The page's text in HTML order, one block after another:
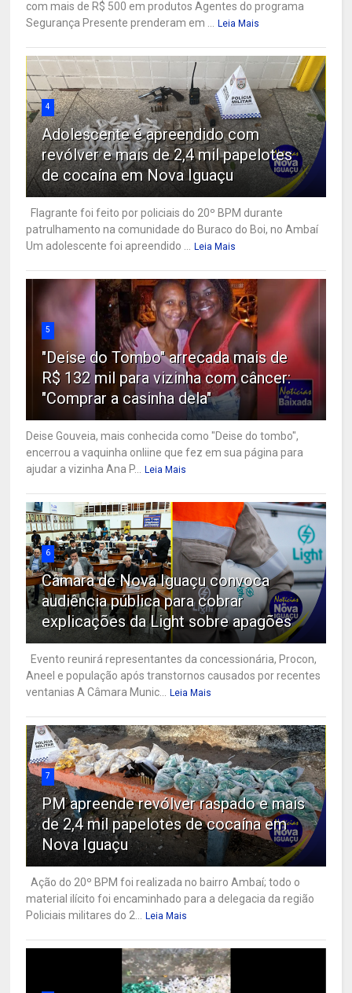
com mais de R$ 500 em produtos Agentes do programa
Segurança Presente prenderam em ...
Leia Mais
4
Adolescente é apreendido com
revólver e mais de 2,4 mil papelotes
de cocaína em Nova Iguaçu
Flagrante foi feito por policiais do 20º BPM durante
patrulhamento na comunidade do Buraco do Boi, no Ambaí
Um adolescente foi apreendido ...
Leia Mais
5
"Deise do Tombo" arrecada mais de
R$ 132 mil para vizinha com câncer:
"Comprar a casinha dela"
Deise Gouveia, mais conhecida como "Deise do tombo",
encerrou a vaquinha onliine que fez em sua página para
ajudar a vizinha Ana P...
Leia Mais
6
Câmara de Nova Iguaçu convoca
audiência pública para cobrar
explicações da Light sobre apagões
Evento reunirá representantes da concessionária, Procon,
Aneel e população após transtornos causados por recentes
ventanias A Câmara Munic...
Leia Mais
7
PM apreende revólver raspado e mais
de 2,4 mil papelotes de cocaína em
Nova Iguaçu
Ação do 20º BPM foi realizada no bairro Ambaí; todo o
material ilícito foi encaminhado para a delegacia da região
Policiais militares do 2...
Leia Mais